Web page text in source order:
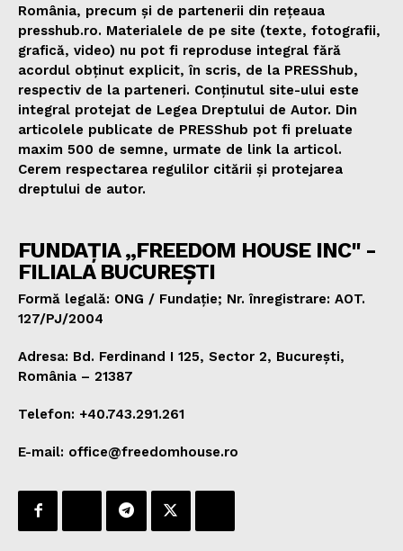
România, precum și de partenerii din rețeaua
presshub.ro. Materialele de pe site (texte, fotografii,
grafică, video) nu pot fi reproduse integral fără
acordul obținut explicit, în scris, de la PRESShub,
respectiv de la parteneri. Conținutul site-ului este
integral protejat de Legea Dreptului de Autor. Din
articolele publicate de PRESShub pot fi preluate
maxim 500 de semne, urmate de link la articol.
Cerem respectarea regulilor citării și protejarea
dreptului de autor.
FUNDAȚIA „FREEDOM HOUSE INC" -
FILIALA BUCUREȘTI
Formă legală: ONG / Fundație; Nr. înregistrare: AOT.
127/PJ/2004
Adresa: Bd. Ferdinand I 125, Sector 2, București,
România – 21387
Telefon: +40.743.291.261
E-mail: office@freedomhouse.ro